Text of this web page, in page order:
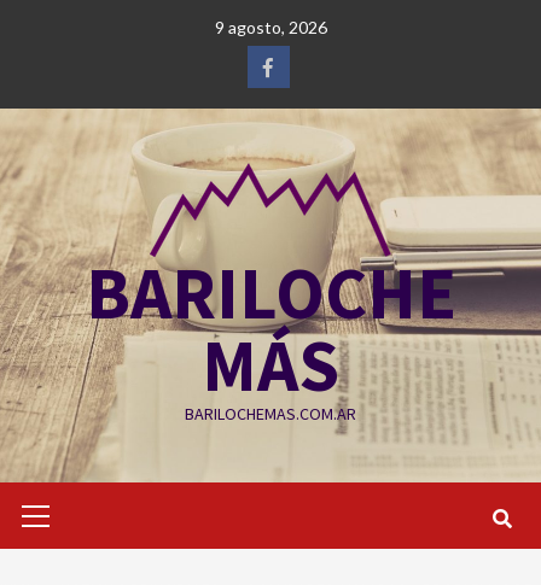
9 agosto, 2026
Facebook
BARILOCHE
MÁS
BARILOCHEMAS.COM.AR
primario